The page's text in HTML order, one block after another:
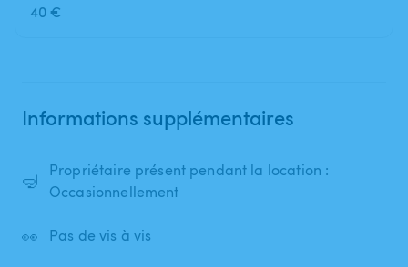
40 €
Informations supplémentaires
🤿
Propriétaire présent pendant la location :
Occasionnellement
👀 Pas de vis à vis